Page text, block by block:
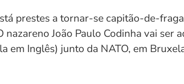
prestes a tornar-se capitão-de-
nazareno João Paulo Codinha vai
em Inglês) junto da NATO, em